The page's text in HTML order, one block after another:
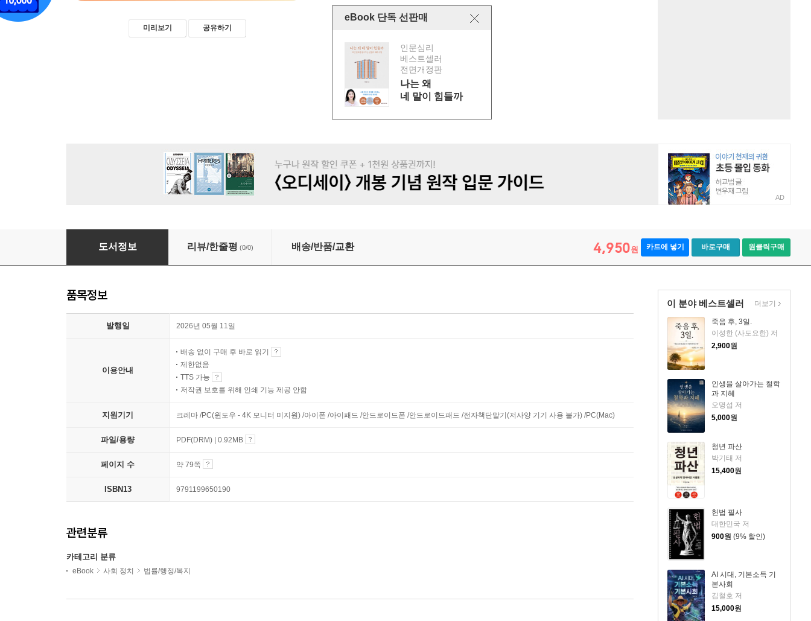
미리보기 공유하기
eBook 단독 선판매
인문심리
베스트셀러
전면개정판
나는 왜
네 말이 힘들까
AD
김선화 변호사의 후회없는 이혼의 기술
도서정보 리뷰/한줄평 (0/0) 배송/반품/교환 4,950원 카트에 넣기 바로구매 원클릭구매
이 분야 베스트셀러
죽음 후, 3일.
이성한 (사도요한) 저
2,900원
인생을 살아가는 철학
과 지혜
오명섭 저
5,000원
청년 파산
박기태 저
15,400원
헌법 필사
대한민국 저
900원 (9% 할인)
AI 시대, 기본소득 기
본사회
김철호 저
15,000원
더보기
품목정보
발행일 2026년 05월 11일
이용안내
배송 없이 구매 후 바로 읽기
제한없음
TTS 가능
저작권 보호를 위해 인쇄 기능 제공 안함
지원기기 크레마 /PC(윈도우 - 4K 모니터 미지원) /아이폰 /아이패드 /안드로이드폰 /안드로이드패드 /전자책단말기(저사양 기기 사용 불가) /PC(Mac)
파일/용량 PDF(DRM) | 0.92MB
페이지 수 약 79쪽
ISBN13 9791199650190
관련분류
카테고리 분류
eBook 사회 정치 법률/행정/복지